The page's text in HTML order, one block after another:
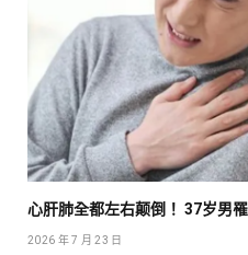
心肝肺全都左右颠倒！ 37岁男
2026 年 7 月 23 日